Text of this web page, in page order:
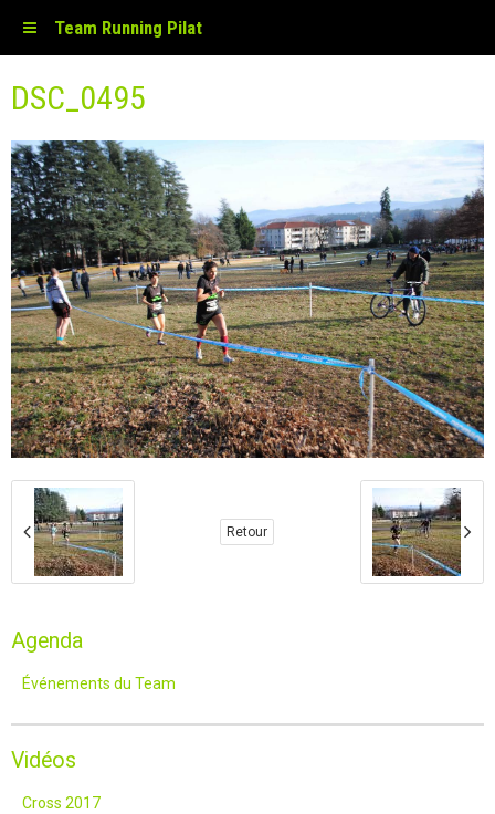
Team Running Pilat
DSC_0495
Retour
Agenda
Événements du Team
Vidéos
Cross 2017